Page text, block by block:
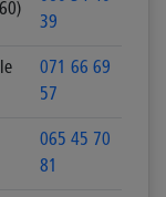
39
071 66 69
57
065 45 70
81